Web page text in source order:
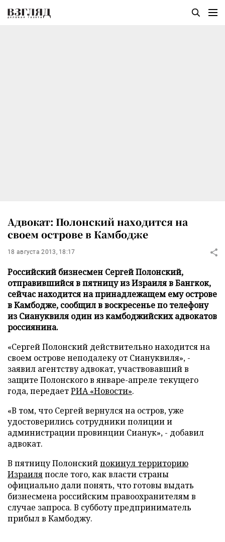
Адвокат: Полонский находится на
своем острове в Камбодже
18 августа 2013, 18:17
Российский бизнесмен Сергей Полонский,
отправившийся в пятницу из Израиля в Бангкок,
сейчас находится на принадлежащем ему острове
в Камбодже, сообщил в воскресенье по телефону
из Сиануквиля один из камбоджийских адвокатов
россиянина.
«Сергей Полонский действительно находится на
своем острове неподалеку от Сиануквиля», -
заявил агентству адвокат, участвовавший в
защите Полонского в январе-апреле текущего
года, передаетРИА «Новости».
«В том, что Сергей вернулся на остров, уже
удостоверились сотрудники полиции и
администрации провинции Сианук», - добавил
адвокат.
В пятницу Полонскийпокинул территорию
Израиляпосле того, как власти страны
официально дали понять, что готовы выдать
бизнесмена российским правоохранителям в
случае запроса. В субботу предприниматель
прибыл в Камбоджу.